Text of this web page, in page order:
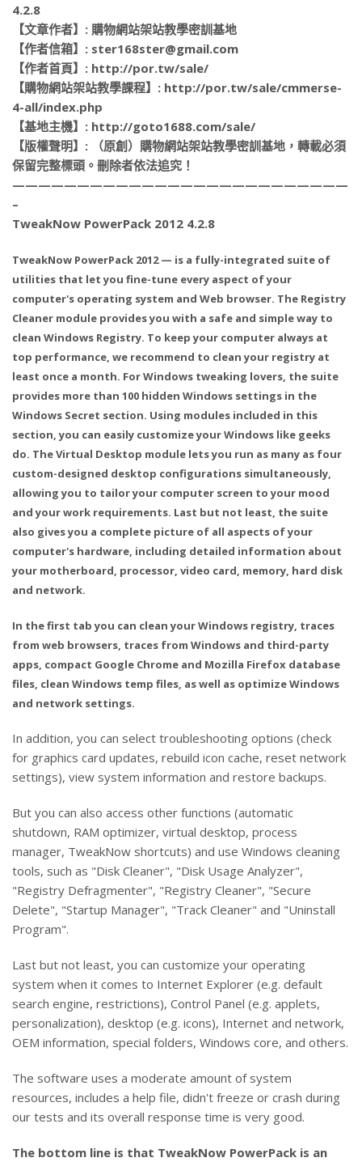
4.2.8
【文章作者】: 購物網站架站教學密訓基地
【作者信箱】: ster168ster@gmail.com
【作者首頁】: http://por.tw/sale/
【購物網站架站教學課程】: http://por.tw/sale/cmmerse-
4-all/index.php
【基地主機】: http://goto1688.com/sale/
【版權聲明】: （原創）購物網站架站教學密訓基地，轉載必須
保留完整標頭。刪除者依法追究！
——————————————————————————
–
TweakNow PowerPack 2012 4.2.8
TweakNow PowerPack 2012 — is a fully-integrated suite of
utilities that let you fine-tune every aspect of your
computer's operating system and Web browser. The Registry
Cleaner module provides you with a safe and simple way to
clean Windows Registry. To keep your computer always at
top performance, we recommend to clean your registry at
least once a month. For Windows tweaking lovers, the suite
provides more than 100 hidden Windows settings in the
Windows Secret section. Using modules included in this
section, you can easily customize your Windows like geeks
do. The Virtual Desktop module lets you run as many as four
custom-designed desktop configurations simultaneously,
allowing you to tailor your computer screen to your mood
and your work requirements. Last but not least, the suite
also gives you a complete picture of all aspects of your
computer's hardware, including detailed information about
your motherboard, processor, video card, memory, hard disk
and network.
In the first tab you can clean your Windows registry, traces
from web browsers, traces from Windows and third-party
apps, compact Google Chrome and Mozilla Firefox database
files, clean Windows temp files, as well as optimize Windows
and network settings.
In addition, you can select troubleshooting options (check
for graphics card updates, rebuild icon cache, reset network
settings), view system information and restore backups.
But you can also access other functions (automatic
shutdown, RAM optimizer, virtual desktop, process
manager, TweakNow shortcuts) and use Windows cleaning
tools, such as "Disk Cleaner", "Disk Usage Analyzer",
"Registry Defragmenter", "Registry Cleaner", "Secure
Delete", "Startup Manager", "Track Cleaner" and "Uninstall
Program".
Last but not least, you can customize your operating
system when it comes to Internet Explorer (e.g. default
search engine, restrictions), Control Panel (e.g. applets,
personalization), desktop (e.g. icons), Internet and network,
OEM information, special folders, Windows core, and others.
The software uses a moderate amount of system
resources, includes a help file, didn't freeze or crash during
our tests and its overall response time is very good.
The bottom line is that TweakNow PowerPack is an